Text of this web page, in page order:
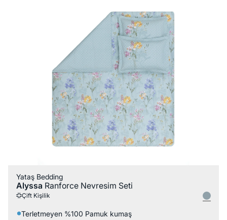
Yataş Bedding
Alyssa Ranforce Nevresim Seti
Çift Kişilik
Terletmeyen %100 Pamuk kumaş